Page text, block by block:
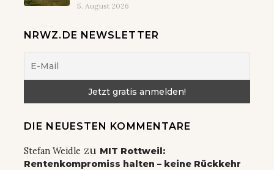
5. August 2026
NRWZ.DE NEWSLETTER
DIE NEUESTEN KOMMENTARE
Stefan Weidle zu MIT Rottweil:
Rentenkompromiss halten – keine Rückkehr